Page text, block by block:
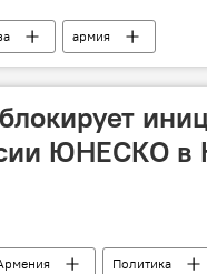
армия
ЮНЕСКО
Политика